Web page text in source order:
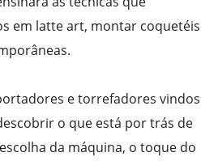
em latte art, montar coquetéis
e torrefadores vindos
o que está por trás de
da máquina, o toque do